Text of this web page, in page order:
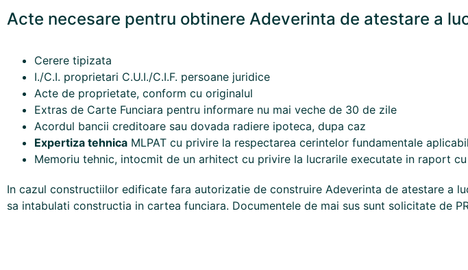
Acte necesare pentru obtinere Adeverinta de atestare a
Cerere tipizata
I./C.I. proprietari C.U.I./C.I.F. persoane juridice
Acte de proprietate, conform cu originalul
Extras de Carte Funciara pentru informare nu mai veche de 30 de zile
Acordul bancii creditoare sau dovada radiere ipoteca, dupa caz
Expertiza tehnica MLPAT cu privire la respectarea cerintelor fundamentale
Memoriu tehnic, intocmit de un arhitect cu privire la lucrarile executate in raport
In cazul constructiilor edificate fara autorizatie de construire Adeverinta de atestare a
sa intabulati constructia in cartea funciara. Documentele de mai sus sunt solicitate de